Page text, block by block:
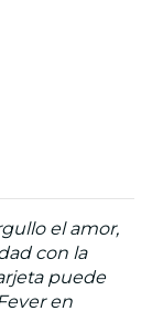
el amor,
con la
puede
en